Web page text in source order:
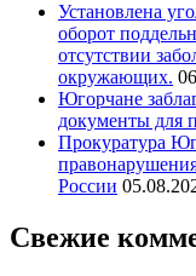
Установлена
оборот
отсутствии
окружающих.
Югорчане
документы для
Прокуратура
России
Свежие